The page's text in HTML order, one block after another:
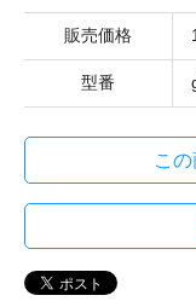
販売価格
型番
こ